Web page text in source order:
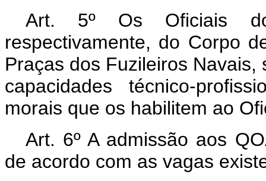
Art. 5º Os Oficiais
respectivamente, do Corpo
Praças dos Fuzileiros
capacidades técnico-
morais que os habilitem ao
Art. 6º A admissão aos
de acordo com as vagas